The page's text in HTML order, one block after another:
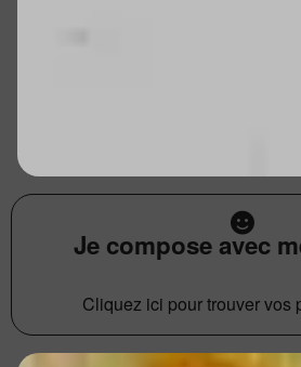
Je compose avec
Cliquez ici pour trouver vos